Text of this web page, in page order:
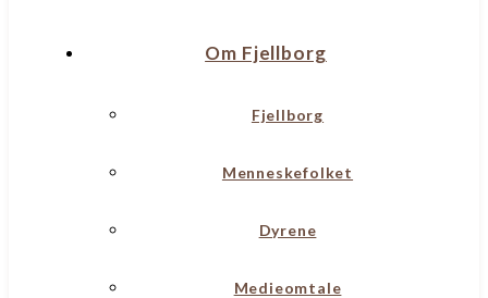
Om Fjellborg
Fjellborg
Menneskefolket
Dyrene
Medieomtale